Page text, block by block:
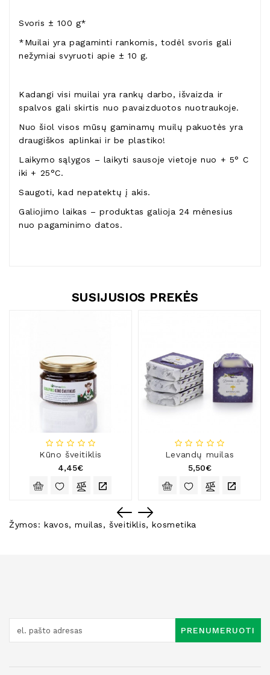
Svoris ± 100 g*
*Muilai yra pagaminti rankomis, todėl svoris gali
nežymiai svyruoti apie ± 10 g.
Kadangi visi muilai yra rankų darbo, išvaizda ir
spalvos gali skirtis nuo pavaizduotos nuotraukoje.
Nuo šiol visos mūsų gaminamų muilų pakuotės yra
draugiškos aplinkai ir be plastiko!
Laikymo sąlygos – laikyti sausoje vietoje nuo + 5° C
iki + 25°C.
Saugoti, kad nepatektų į akis.
Galiojimo laikas – produktas galioja 24 mėnesius
nuo pagaminimo datos.
SUSIJUSIOS PREKĖS
Kūno šveitiklis
4,45€
Levandų muilas
5,50€
Žymos:kavos,muilas,šveitiklis,kosmetika
PRENUMERUOTI